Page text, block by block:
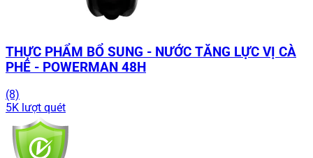
THỰC PHẨM BỔ SUNG - NƯỚC TĂNG LỰC VỊ CÀ
PHÊ - POWERMAN 48H
(8)
5K lượt quét